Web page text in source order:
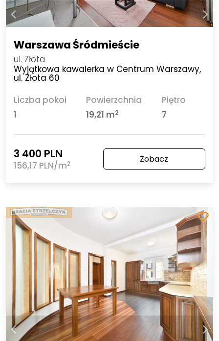
Warszawa Śródmieście
ul. Złota
Wyjątkowa kawalerka w Centrum Warszawy,
ul. Złota 60
Liczba pokoi
1
Powierzchnia
19,21 m2
Piętro
7
3 400 PLN
156,17 PLN/m2 Zobacz